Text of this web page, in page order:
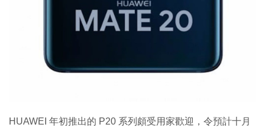
Enterprise Digital Transformation
HUAWEI 年初推出的 P20 系列頗受用家歡迎，令預計十月